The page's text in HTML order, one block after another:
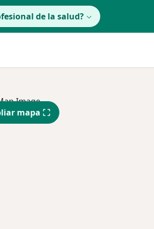
de la salud?
Vie
14 Ago
mapa